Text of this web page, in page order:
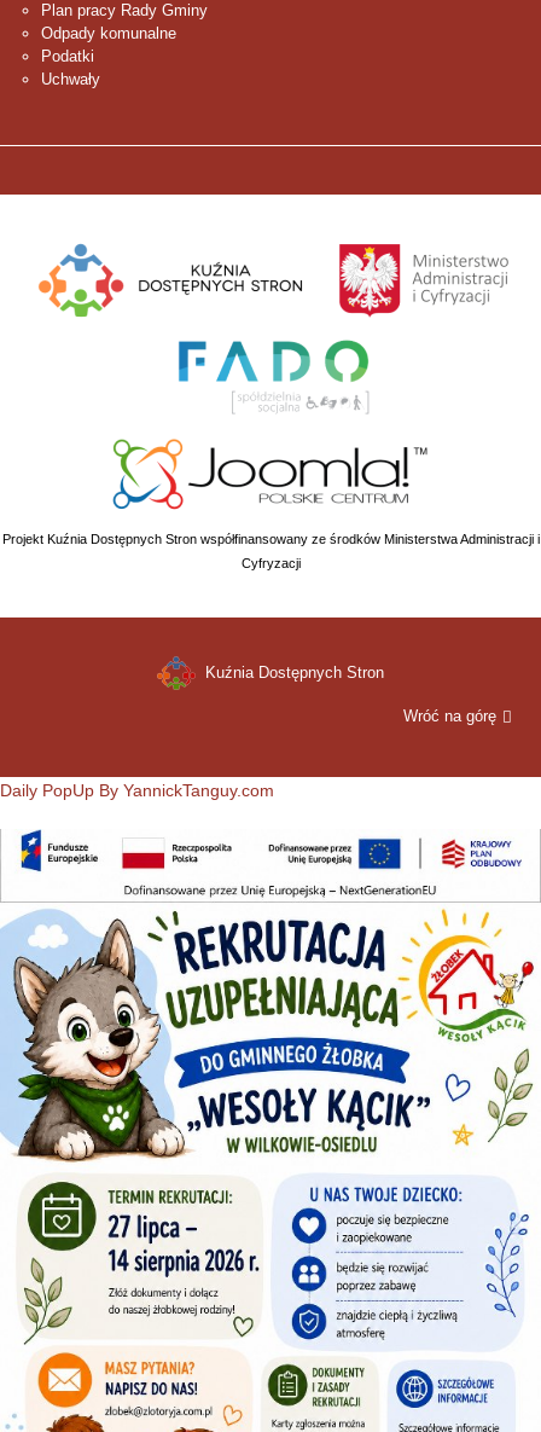
Plan pracy Rady Gminy
Odpady komunalne
Podatki
Uchwały
Projekt Kuźnia Dostępnych Stron współfinansowany ze środków Ministerstwa Administracji i
Cyfryzacji
Kuźnia Dostępnych Stron
Wróć na górę
Daily PopUp By YannickTanguy.com